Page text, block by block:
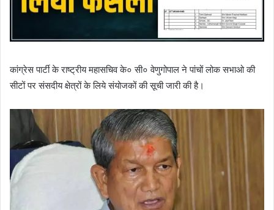
कांग्रेस पार्टी के राष्ट्रीय महासचिव के० सी० वेणुगोपाल ने पांचों लोक सभाओ की
सीटों पर संसदीय क्षेत्रों के लिये संयोजकों की सूची जारी की है।